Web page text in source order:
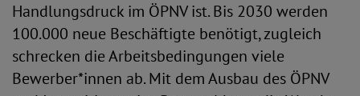
Handlungsdruck im ÖPNV ist. Bis 2030 werden
100.000 neue Beschäftigte benötigt, zugleich
schrecken die Arbeitsbedingungen viele
Bewerber*innen ab. Mit dem Ausbau des ÖPNV